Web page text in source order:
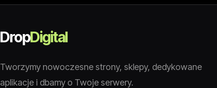
DropDigital
Tworzymy nowoczesne strony, sklepy, dedykowane
aplikacje i dbamy o Twoje serwery.